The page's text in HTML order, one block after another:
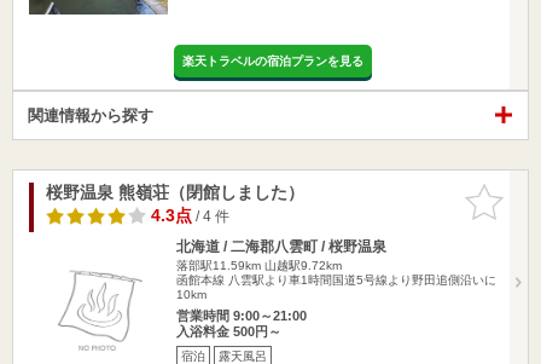
楽天トラベルの宿泊プランを見る
関連情報から探す
お気に入
りに追加
桜野温泉 熊嶺荘（閉館しました）
4.3点/ 4 件
北海道 / 二海郡八雲町 / 桜野温泉
落部駅11.59km 山越駅9.72km
函館本線 八雲駅より車1時間国道5号線より野田追側沿いに
10km
営業時間 9:00～21:00
入浴料金 500円～
宿泊 露天風呂